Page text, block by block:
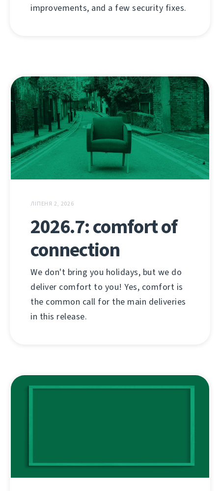
improvements, and a few security fixes.
ЛІПЕНЯ 2, 2026
2026.7: comfort of
connection
We don't bring you holidays, but we do
deliver comfort to you! Yes, comfort is
the common call for the main deliveries
in this release.